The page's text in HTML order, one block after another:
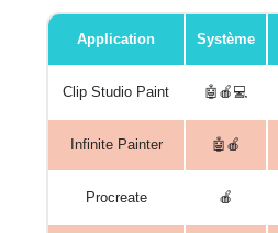
Application Système
Clip Studio Paint 🤖🍎💻
Infinite Painter 🤖🍎
Procreate 🍎